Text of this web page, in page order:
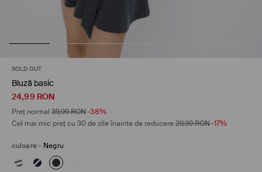
SOLD OUT
Bluză basic
24,99 RON
Preț normal 39,99RON-38%
Cel mai mic preț cu 30 de zile înainte de reducere29,99RON-17%
culoare- Negru